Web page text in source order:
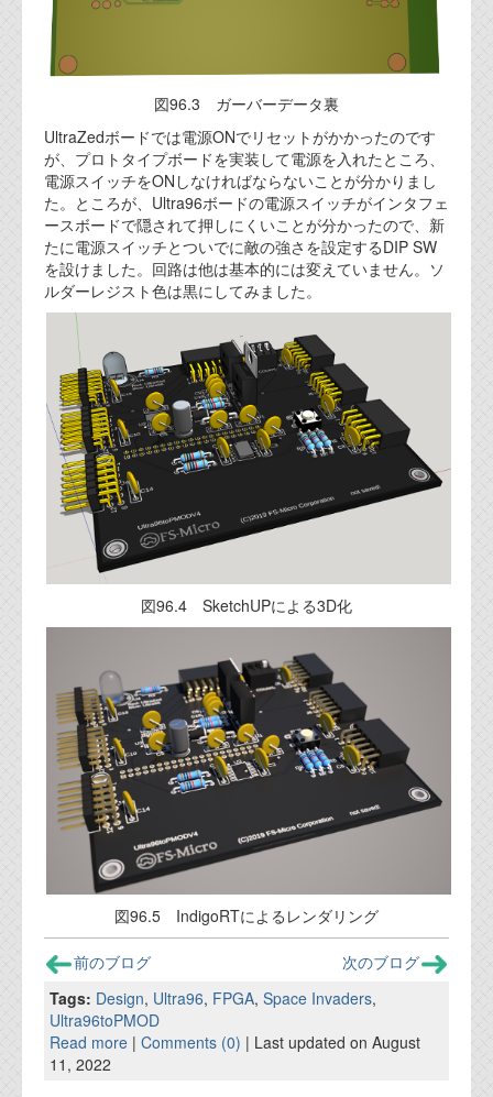
図96.3 ガーバーデータ裏
UltraZedボードでは電源ONでリセットがかかったのです
が、プロトタイプボードを実装して電源を入れたところ、
電源スイッチをONしなければならないことが分かりまし
た。ところが、Ultra96ボードの電源スイッチがインタフェ
ースボードで隠されて押しにくいことが分かったので、新
たに電源スイッチとついでに敵の強さを設定するDIP SW
を設けました。回路は他は基本的には変えていません。ソ
ルダーレジスト色は黒にしてみました。
図96.4 SketchUPによる3D化
図96.5 IndigoRTによるレンダリング
前のブログ
次のブログ
Tags: Design, Ultra96, FPGA, Space Invaders,
Ultra96toPMOD
Read more | Comments (0) | Last updated on August
11, 2022